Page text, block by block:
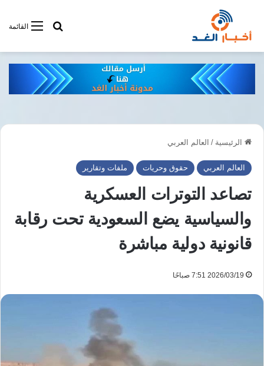
القائمةأبحت فى
الرئيسية / العالم العربي
العالم العربي حقوق وحريات ملفات وتقارير
تصاعد التوترات العسكرية
والسياسية يضع السعودية تحت رقابة
قانونية دولية مباشرة
2026/03/19 7:51 صباحًا